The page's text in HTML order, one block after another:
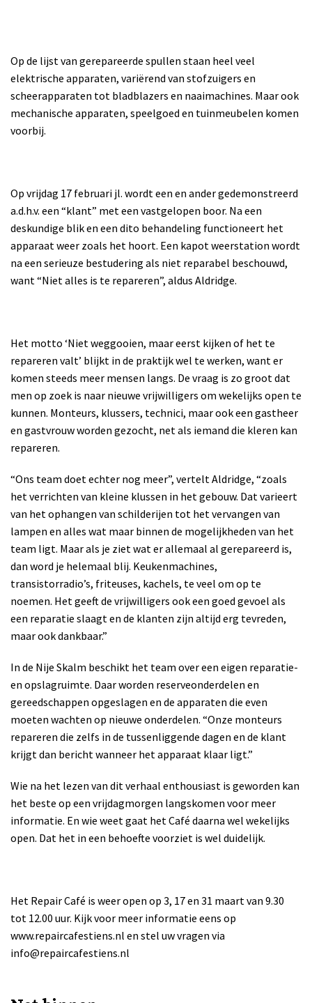
Op de lijst van gerepareerde spullen staan heel veel
elektrische apparaten, variërend van stofzuigers en
scheerapparaten tot bladblazers en naaimachines. Maar ook
mechanische apparaten, speelgoed en tuinmeubelen komen
voorbij.
Op vrijdag 17 februari jl. wordt een en ander gedemonstreerd
a.d.h.v. een “klant” met een vastgelopen boor. Na een
deskundige blik en een dito behandeling functioneert het
apparaat weer zoals het hoort. Een kapot weerstation wordt
na een serieuze bestudering als niet reparabel beschouwd,
want “Niet alles is te repareren”, aldus Aldridge.
Het motto ‘Niet weggooien, maar eerst kijken of het te
repareren valt’ blijkt in de praktijk wel te werken, want er
komen steeds meer mensen langs. De vraag is zo groot dat
men op zoek is naar nieuwe vrijwilligers om wekelijks open te
kunnen. Monteurs, klussers, technici, maar ook een gastheer
en gastvrouw worden gezocht, net als iemand die kleren kan
repareren.
“Ons team doet echter nog meer”, vertelt Aldridge, “zoals
het verrichten van kleine klussen in het gebouw. Dat varieert
van het ophangen van schilderijen tot het vervangen van
lampen en alles wat maar binnen de mogelijkheden van het
team ligt. Maar als je ziet wat er allemaal al gerepareerd is,
dan word je helemaal blij. Keukenmachines,
transistorradio’s, friteuses, kachels, te veel om op te
noemen. Het geeft de vrijwilligers ook een goed gevoel als
een reparatie slaagt en de klanten zijn altijd erg tevreden,
maar ook dankbaar.”
In de Nije Skalm beschikt het team over een eigen reparatie-
en opslagruimte. Daar worden reserveonderdelen en
gereedschappen opgeslagen en de apparaten die even
moeten wachten op nieuwe onderdelen. “Onze monteurs
repareren die zelfs in de tussenliggende dagen en de klant
krijgt dan bericht wanneer het apparaat klaar ligt.”
Wie na het lezen van dit verhaal enthousiast is geworden kan
het beste op een vrijdagmorgen langskomen voor meer
informatie. En wie weet gaat het Café daarna wel wekelijks
open. Dat het in een behoefte voorziet is wel duidelijk.
Het Repair Café is weer open op 3, 17 en 31 maart van 9.30
tot 12.00 uur. Kijk voor meer informatie eens op
www.repaircafestiens.nl en stel uw vragen via
info@repaircafestiens.nl